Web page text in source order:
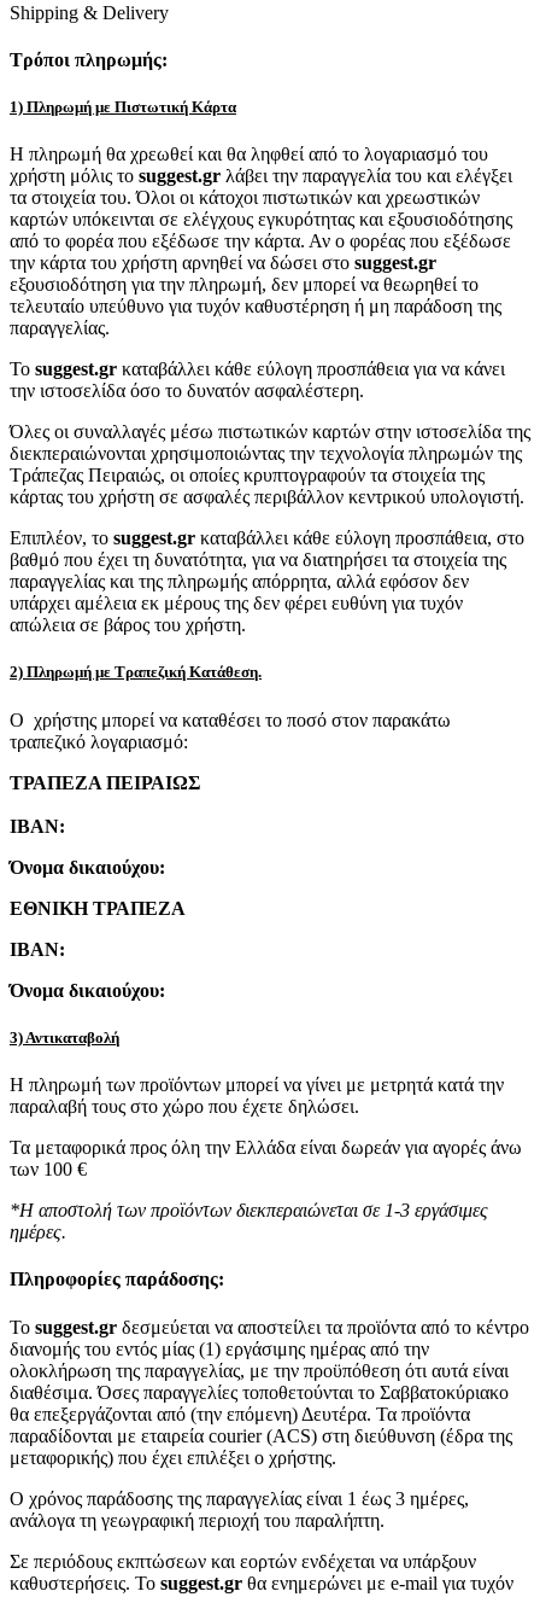
Shipping & Delivery
Τρόποι πληρωμής:
1) Πληρωμή με Πιστωτική Κάρτα
Η πληρωμή θα χρεωθεί και θα ληφθεί από το λογαριασμό του
χρήστη μόλις το suggest.gr λάβει την παραγγελία του και ελέγξει
τα στοιχεία του. Όλοι οι κάτοχοι πιστωτικών και χρεωστικών
καρτών υπόκεινται σε ελέγχους εγκυρότητας και εξουσιοδότησης
από το φορέα που εξέδωσε την κάρτα. Αν ο φορέας που εξέδωσε
την κάρτα του χρήστη αρνηθεί να δώσει στο suggest.gr
εξουσιοδότηση για την πληρωμή, δεν μπορεί να θεωρηθεί το
τελευταίο υπεύθυνο για τυχόν καθυστέρηση ή μη παράδοση της
παραγγελίας.
Το suggest.gr καταβάλλει κάθε εύλογη προσπάθεια για να κάνει
την ιστοσελίδα όσο το δυνατόν ασφαλέστερη.
Όλες οι συναλλαγές μέσω πιστωτικών καρτών στην ιστοσελίδα της
διεκπεραιώνονται χρησιμοποιώντας την τεχνολογία πληρωμών της
Τράπεζας Πειραιώς, οι οποίες κρυπτογραφούν τα στοιχεία της
κάρτας του χρήστη σε ασφαλές περιβάλλον κεντρικού υπολογιστή.
Επιπλέον, το suggest.gr καταβάλλει κάθε εύλογη προσπάθεια, στο
βαθμό που έχει τη δυνατότητα, για να διατηρήσει τα στοιχεία της
παραγγελίας και της πληρωμής απόρρητα, αλλά εφόσον δεν
υπάρχει αμέλεια εκ μέρους της δεν φέρει ευθύνη για τυχόν
απώλεια σε βάρος του χρήστη.
2) Πληρωμή με Τραπεζική Κατάθεση.
Ο χρήστης μπορεί να καταθέσει το ποσό στον παρακάτω
τραπεζικό λογαριασμό:
ΤΡΑΠΕΖΑ ΠΕΙΡΑΙΩΣ
IBAN:
Όνομα δικαιούχου:
ΕΘΝΙΚΗ ΤΡΑΠΕΖΑ
IBAN:
Όνομα δικαιούχου:
3) Αντικαταβολή
Η πληρωμή των προϊόντων μπορεί να γίνει με μετρητά κατά την
παραλαβή τους στο χώρο που έχετε δηλώσει.
Τα μεταφορικά προς όλη την Ελλάδα είναι δωρεάν για αγορές άνω
των 100 €
*Η αποστολή των προϊόντων διεκπεραιώνεται σε 1-3 εργάσιμες
ημέρες.
Πληροφορίες παράδοσης:
To suggest.gr δεσμεύεται να αποστείλει τα προϊόντα από το κέντρο
διανομής του εντός μίας (1) εργάσιμης ημέρας από την
ολοκλήρωση της παραγγελίας, με την προϋπόθεση ότι αυτά είναι
διαθέσιμα. Όσες παραγγελίες τοποθετούνται το Σαββατοκύριακο
θα επεξεργάζονται από (την επόμενη) Δευτέρα. Τα προϊόντα
παραδίδονται με εταιρεία courier (ACS) στη διεύθυνση (έδρα της
μεταφορικής) που έχει επιλέξει ο χρήστης.
Ο χρόνος παράδοσης της παραγγελίας είναι 1 έως 3 ημέρες,
ανάλογα τη γεωγραφική περιοχή του παραλήπτη.
Σε περιόδους εκπτώσεων και εορτών ενδέχεται να υπάρξουν
καθυστερήσεις. Το suggest.gr θα ενημερώνει με e-mail για τυχόν